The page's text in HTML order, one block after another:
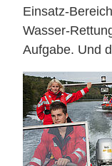
Einsatz-
Wasser-
Aufgabe. Und